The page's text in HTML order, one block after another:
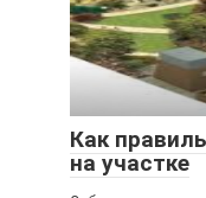
Как
на участке